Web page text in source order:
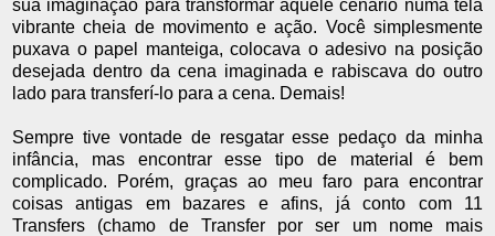
sua imaginação para transformar aquele cenário numa tela
vibrante cheia de movimento e ação. Você simplesmente
puxava o papel manteiga, colocava o adesivo na posição
desejada dentro da cena imaginada e rabiscava do outro
lado para transferí-lo para a cena. Demais!
Sempre tive vontade de resgatar esse pedaço da minha
infância, mas encontrar esse tipo de material é bem
complicado. Porém, graças ao meu faro para encontrar
coisas antigas em bazares e afins, já conto com 11
Transfers (chamo de Transfer por ser um nome mais